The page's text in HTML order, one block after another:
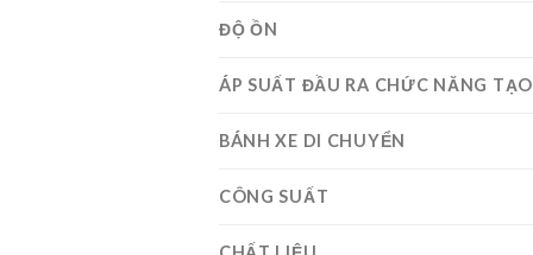
ĐỘ ỒN
ÁP SUẤT ĐẦU RA CHỨC NĂNG
BÁNH XE DI CHUYỂN
CÔNG SUẤT